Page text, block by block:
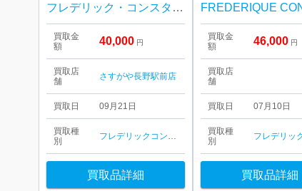
フレデリック・コンスタント FUREDERIQUE CONSTANT FC303
買取金
額
40,000 円
買取店
舗
さすがや長野駅前店
買取日 09月21日
買取種
別
フレデリックコンスタント
買取品詳細
買取金
額
46,000 円
買取店
舗
買取日 07月10日
買取種
別
買取品詳細